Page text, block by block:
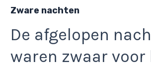
Zware nachten
De afgelopen
waren zwaar voor